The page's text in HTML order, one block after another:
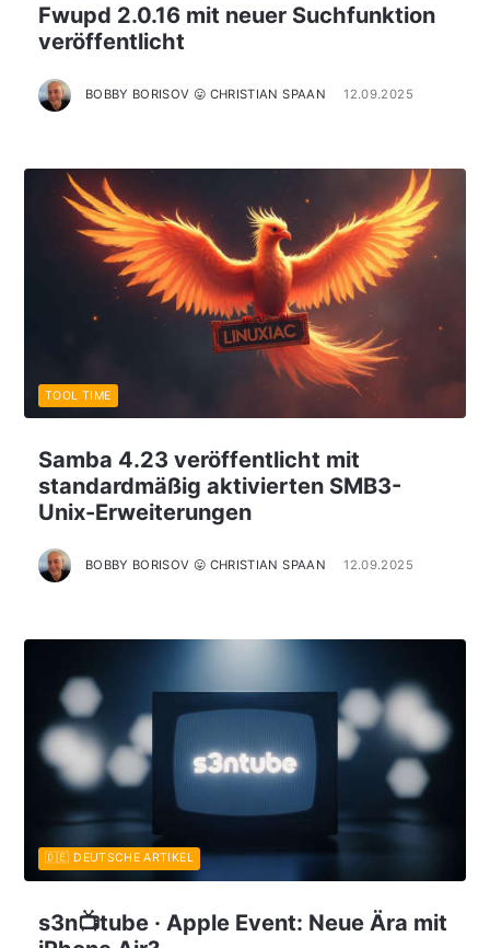
Fwupd 2.0.16 mit neuer Suchfunktion
veröffentlicht
BOBBY BORISOV 😛 CHRISTIAN SPAAN 12.09.2025
Samba 4.23 veröffentlicht mit
standardmäßig aktivierten SMB3-
Unix-Erweiterungen
BOBBY BORISOV 😛 CHRISTIAN SPAAN 12.09.2025
TOOL TIME
s3n📺tube · Apple Event: Neue Ära mit
🇩🇪 DEUTSCHE ARTIKEL